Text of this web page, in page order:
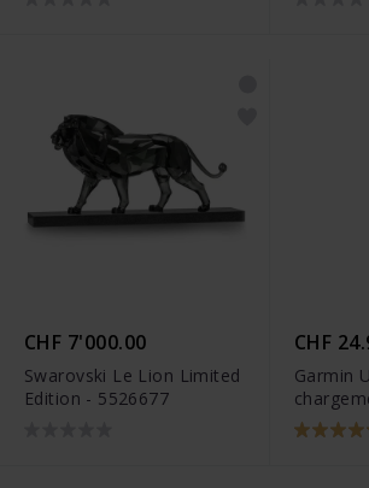
CHF 7'000.00
Swarovski Le Lion Limited
Edition - 5526677
CHF
Garmin
12983-